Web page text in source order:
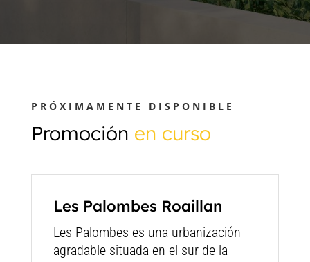
PRÓXIMAMENTE DISPONIBLE
Promoción en curso
Les Palombes Roaillan
Les Palombes es una urbanización
agradable situada en el sur de la